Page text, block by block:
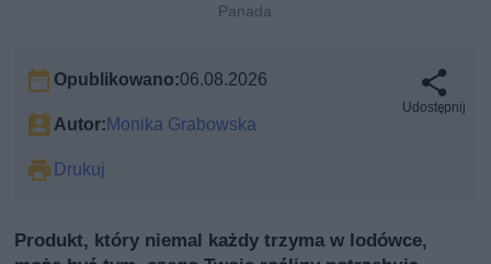
Panada
Opublikowano:06.08.2026
Autor:Monika Grabowska
Drukuj
Udostępnij
Produkt, który niemal każdy trzyma w lodówce,